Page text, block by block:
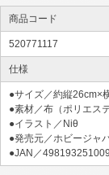
商品コード
520771117
仕様
●サイズ／約縦26cm×
●素材／布（ポリエス
●イラスト／Niθ
●発売元／ホビージャ
●JAN／